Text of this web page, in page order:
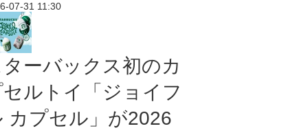
07-31 11:30
ーバックス初のカ
ルトイ「ジョイフ
カプセル」が2026